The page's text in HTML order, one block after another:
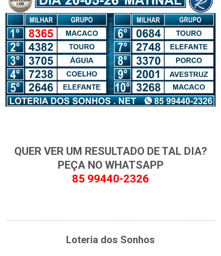
QUER VER UM RESULTADO DE TAL DIA?
PEÇA NO WHATSAPP
85 99440-2326
Loteria dos Sonhos